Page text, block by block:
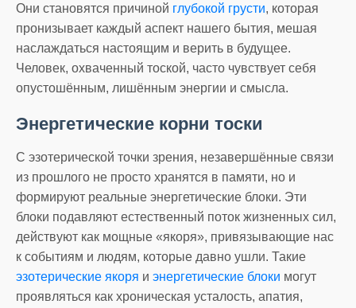
Они становятся причиной глубокой грусти, которая
пронизывает каждый аспект нашего бытия, мешая
наслаждаться настоящим и верить в будущее.
Человек, охваченный тоской, часто чувствует себя
опустошённым, лишённым энергии и смысла.
Энергетические корни тоски
С эзотерической точки зрения, незавершённые связи
из прошлого не просто хранятся в памяти, но и
формируют реальные энергетические блоки. Эти
блоки подавляют естественный поток жизненных сил,
действуют как мощные «якоря», привязывающие нас
к событиям и людям, которые давно ушли. Такие
эзотерические якоря и энергетические блоки могут
проявляться как хроническая усталость, апатия,